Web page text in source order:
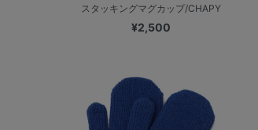
スタッキングマグカップ/CHAPY
¥2,500